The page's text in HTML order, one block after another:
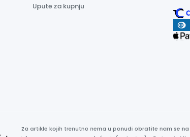
Upute za kupnju
Za artikle kojih trenutno nema u ponudi obratite nam se